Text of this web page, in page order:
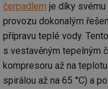
čerpadlem je díky
provozu dokonalým
přípravu teplé vody.
s vestavěným tepelným
kompresoru až na
spirálou až na 65 °C) a